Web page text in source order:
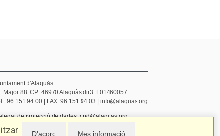
d'Alaquàs.
Major 88. CP: 46970 Alaquàs.dir3: L01460057
96 151 94 00 | FAX: 96 151 94 03 | info@alaquas.org
de protecció de dades: dpd@alaquas.org
de cookies